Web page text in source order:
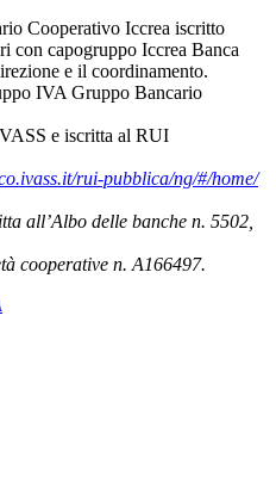
Cooperativo Iccrea iscritto
con capogruppo Iccrea Banca
e il coordinamento.
IVA Gruppo Bancario
e iscritta al RUI
rui-pubblica/ng/#/home/
all’Albo delle banche n. 5502,
cooperative n. A166497.